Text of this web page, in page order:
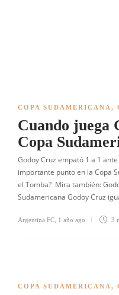
COPA SUDAMERICANA ,
Cuando juega
Copa
Godoy Cruz empató 1 a 1
importante punto en la Copa
el Tomba? Mira también:
Sudamericana Godoy Cruz
Argentina FC 1 año ago 3
COPA SUDAMERICANA ,